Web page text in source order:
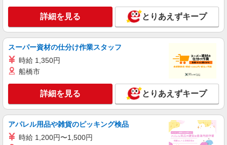
派遣社員
株式会社シエロ
【docomo】の携帯販売スタッフ
時給1300円〜1400円（経験・能力による） ※
残業代支給 ★交通費別途支給（規定あり） ゜
+゜・。○。・゜+゜・。○。・゜+゜ 入社祝い金10
有）★ ゜・。○。・゜+゜・。○。・゜+゜
鹿児島県鹿児島市のdocomoショップ
派遣社員
株式会社シエロ
携帯販売スタッフ【softbank】
時給1400円〜1450円（経験・能力による） ※
詳細を見る とりあえずキープ
スーパー資材の仕分け作業スタッフ
時給 1,350円
船橋市
詳細を見る とりあえずキープ
アパレル用品や雑貨のピッキング検品
時給 1,200円〜1,500円